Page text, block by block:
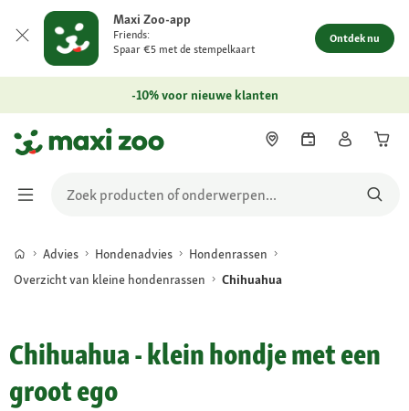
Maxi Zoo-app
Friends:
Spaar €5 met de stempelkaart
Ontdek nu
-10% voor nieuwe klanten
Advies Hondenadvies
Hondenrassen
Overzicht van kleine hondenrassen
Chihuahua
Chihuahua - klein hondje met een
groot ego